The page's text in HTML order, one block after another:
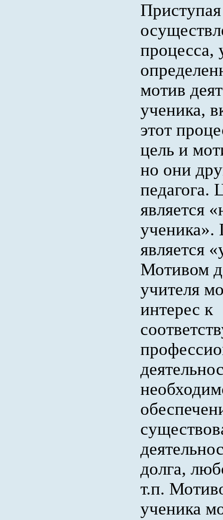
процесса,
мотив
ученика,
этот
цель и
но они
педагога.
является
ученика».
является
Мотивом
учителя
интерес к
долга,
т.п.
ученика